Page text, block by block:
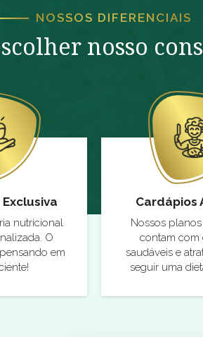
NOSSOS DIFERENCIAIS
nosso
nutricional
O
em
Cardápios
Nossos
contam com
saudáveis e
seguir uma